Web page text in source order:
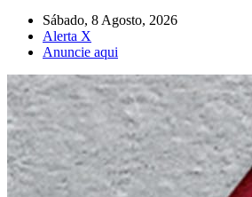
Sábado, 8 Agosto, 2026
Alerta X
Anuncie aqui